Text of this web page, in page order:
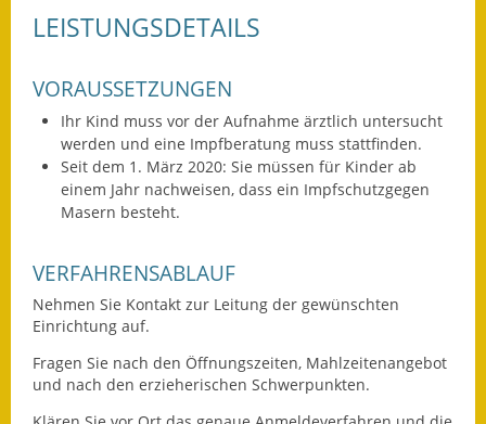
Straßenbau
Kreisstraße
Umleitungsplan
Stellenausschreibungen
Rathaus
LEISTUNGSDETAILS
VORAUSSETZUNGEN
Ihr Kind muss vor der Aufnahme ärztlich untersucht
werden und eine Impfberatung muss stattfinden.
Seit dem 1. März 2020: Sie müssen für Kinder ab
einem Jahr nachweisen, dass ein Impfschutzgegen
Masern besteht.
VERFAHRENSABLAUF
Nehmen Sie Kontakt zur Leitung der gewünschten
Einrichtung auf.
Fragen Sie nach den Öffnungszeiten, Mahlzeitenangebot
und nach den erzieherischen Schwerpunkten.